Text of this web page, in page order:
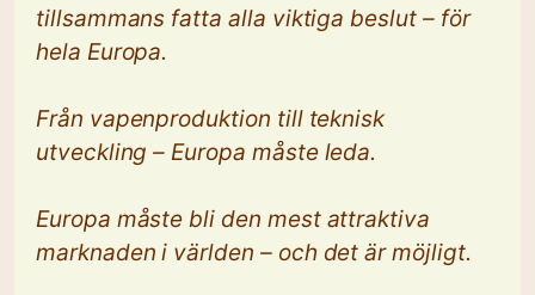
tillsammans fatta alla viktiga beslut – för
hela Europa.
Från vapenproduktion till teknisk
utveckling – Europa måste leda.
Europa måste bli den mest attraktiva
marknaden i världen – och det är möjligt.